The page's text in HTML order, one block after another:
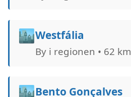
🏙️Westfália
By i regionen • 62 km
🏙️Bento Gonçalves